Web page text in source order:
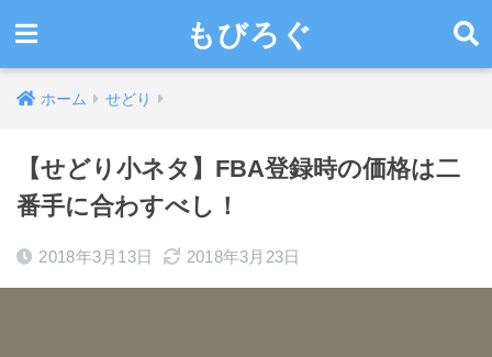
もびろぐ
ホーム せどり
【せどり小ネタ】FBA登録時の価格は二
番手に合わすべし！
2018年3月13日 2018年3月23日